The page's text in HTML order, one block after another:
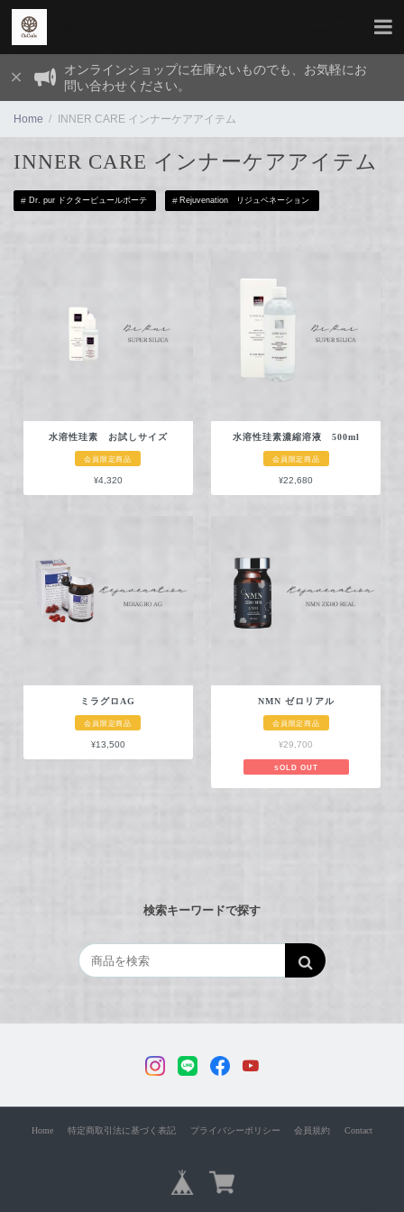
オンラインショップに在庫ないものでも、お気軽にお
問い合わせください。
Home INNER CARE インナーケアアイテム
INNER CARE インナーケアアイテム
Dr. pur ドクターピュールボーテ Rejuvenation リジュベネーション
水溶性珪素 お試しサイズ
会員限定商品
¥4,320
水溶性珪素濃縮溶液 500ml
会員限定商品
¥22,680
ミラグロAG
会員限定商品
¥13,500
NMN ゼロリアル
会員限定商品
¥29,700
SOLD OUT
検索キーワードで探す
Home 特定商取引法に基づく表記 プライバシーポリシー 会員規約 Contact